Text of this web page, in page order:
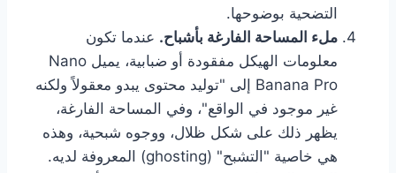
التضحية بوضوحها.
ملء المساحة الفارغة بأشباح. عندما تكون
معلومات الهيكل مفقودة أو ضبابية، يميل Nano
Banana Pro إلى "توليد محتوى يبدو معقولاً ولكنه
غير موجود في الواقع"، وفي المساحة الفارغة،
يظهر ذلك على شكل ظلال، ووجوه شبحية، وهذه
هي خاصية "التشبح" (ghosting) المعروفة لديه.